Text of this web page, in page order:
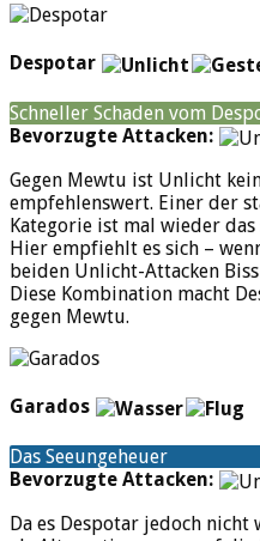
Despotar
Schneller Schaden vom
Bevorzugte Attacken:
Gegen Mewtu ist Unlicht
empfehlenswert. Einer der
Kategorie ist mal wieder das
Hier empfiehlt es sich –
beiden Unlicht-Attacken
Diese Kombination macht
gegen Mewtu.
Garados
Das Seeungeheuer
Bevorzugte Attacken:
Da es Despotar jedoch nicht